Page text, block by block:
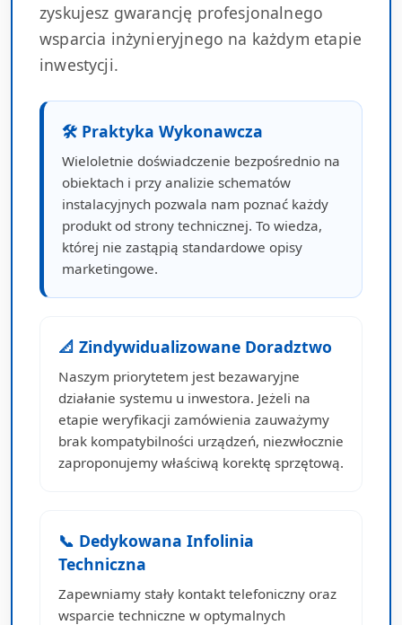
zyskujesz gwarancję profesjonalnego
wsparcia inżynieryjnego na każdym etapie
inwestycji.
🛠 Praktyka Wykonawcza
Wieloletnie doświadczenie bezpośrednio na
obiektach i przy analizie schematów
instalacyjnych pozwala nam poznać każdy
produkt od strony technicznej. To wiedza,
której nie zastąpią standardowe opisy
marketingowe.
📐 Zindywidualizowane Doradztwo
Naszym priorytetem jest bezawaryjne
działanie systemu u inwestora. Jeżeli na
etapie weryfikacji zamówienia zauważymy
brak kompatybilności urządzeń, niezwłocznie
zaproponujemy właściwą korektę sprzętową.
📞 Dedykowana Infolinia
Techniczna
Zapewniamy stały kontakt telefoniczny oraz
wsparcie techniczne w optymalnych